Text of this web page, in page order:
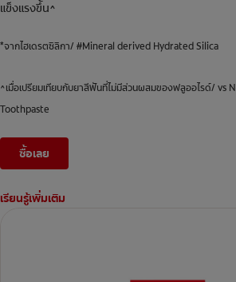
แข็งแรงขึ้น^
*จากไฮเดรตซิลิกา/ #Mineral derived Hydrated Silica
^เมื่อเปรียมเทียบกับยาสีฟันที่ไม่มีส่วนผสมของฟลูออไรด์/ vs
Toothpaste
ซื้อเลย
เรียนรู้เพิ่มเติม